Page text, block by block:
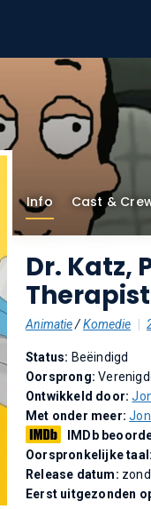
Info Cast &
Dr. Katz,
Animatie/Komedie
Status: Beëindigd
Oorsprong:
Ontwikkeld door:
Met onder meer:
IMDb
Oorspronkelijke taal:
Release datum:
Eerst uitgezonden